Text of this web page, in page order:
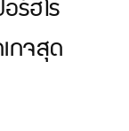
ร์ฮีโร่
กจสุด